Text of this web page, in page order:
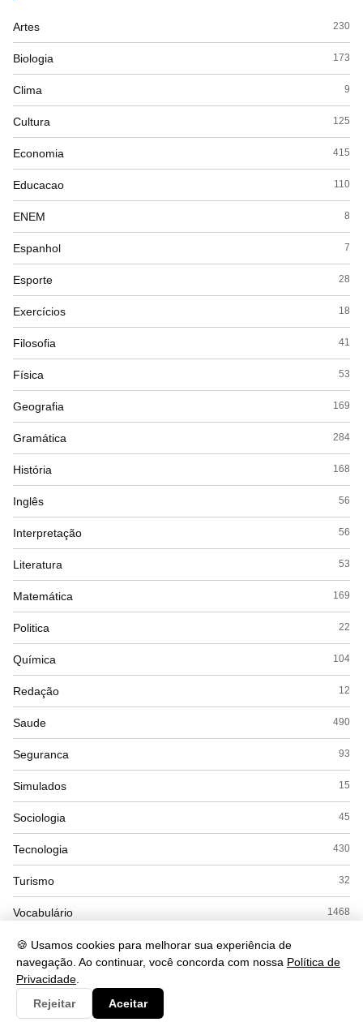
🍪 Usamos cookies para melhorar sua experiência de
navegação. Ao continuar, você concorda com nossa Política de
Privacidade
Rejeitar
Aceitar
Artes 230
Biologia 173
Clima 9
Cultura 125
Economia 415
Educacao 110
ENEM 8
Espanhol 7
Esporte 28
Exercícios 18
Filosofia 41
Física 53
Geografia 169
Gramática 284
História 168
Inglês 56
Interpretação 56
Literatura 53
Matemática 169
Politica 22
Química 104
Redação 12
Saude 490
Seguranca 93
Simulados 15
Sociologia 45
Tecnologia 430
Turismo 32
Vocabulário 1468